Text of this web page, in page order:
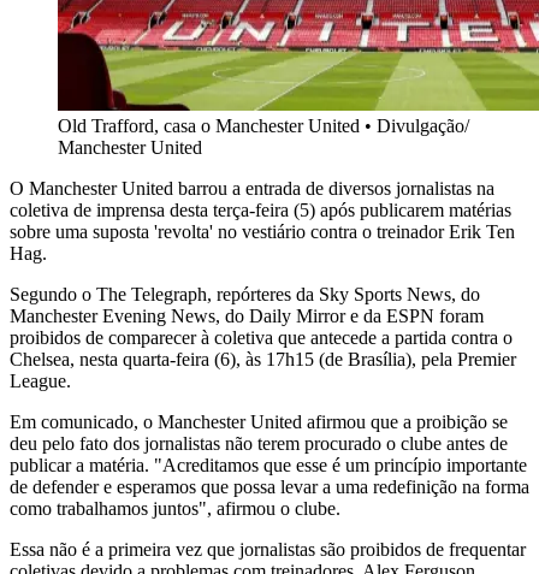
Old Trafford, casa o Manchester United • Divulgação/
Manchester United
O Manchester United barrou a entrada de diversos jornalistas na
coletiva de imprensa desta terça-feira (5) após publicarem matérias
sobre uma suposta 'revolta' no vestiário contra o treinador Erik Ten
Hag.
Segundo o The Telegraph, repórteres da Sky Sports News, do
Manchester Evening News, do Daily Mirror e da ESPN foram
proibidos de comparecer à coletiva que antecede a partida contra o
Chelsea, nesta quarta-feira (6), às 17h15 (de Brasília), pela Premier
League.
Em comunicado, o Manchester United afirmou que a proibição se
deu pelo fato dos jornalistas não terem procurado o clube antes de
publicar a matéria. "Acreditamos que esse é um princípio importante
de defender e esperamos que possa levar a uma redefinição na forma
como trabalhamos juntos", afirmou o clube.
Essa não é a primeira vez que jornalistas são proibidos de frequentar